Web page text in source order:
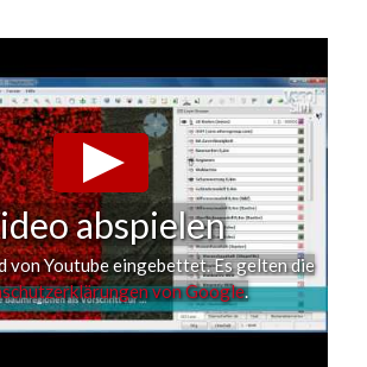
abspielen
von Youtube eingebettet. Es gelten die
von Google.